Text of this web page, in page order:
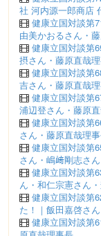
社 河内源一郎商店
健康立国対談第
由美かおるさん・
健康立国対談第
摂さん・藤原直哉
健康立国対談第
吉さん・藤原直哉
健康立国対談第
浦辺登さん・藤原
健康立国対談第
さん・藤原直哉理
健康立国対談第
さん・嶋﨑剛志さ
健康立国対談第
ん・和仁宗憲さん
健康立国対談第
た！｜飯田嘉啓さ
健康立国対談第